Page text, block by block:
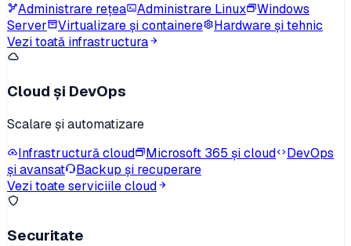
Administrare rețea
Administrare Linux
Windows
Server
Virtualizare și containere
Hardware și tehnic
Vezi toată infrastructura
Cloud și DevOps
Scalare și automatizare
Infrastructură cloud
Microsoft 365 și cloud
DevOps
și avansat
Backup și recuperare
Vezi toate serviciile cloud
Securitate